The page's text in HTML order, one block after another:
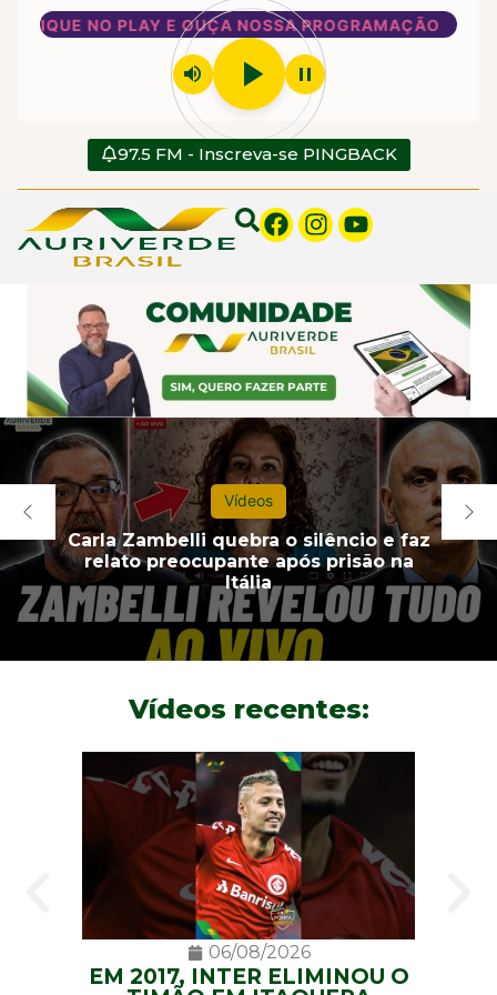
E OUÇA NOSSA PROGRAMAÇÃO
volume_up play_arrow pause
97.5 FM - Inscreva-se PINGBACK
Vídeos
PLconfirma candidatura de André do
Prado ao Senado por SP
Vídeos recentes:
06/08/2026
EM 2017, INTER ELIMINOU O